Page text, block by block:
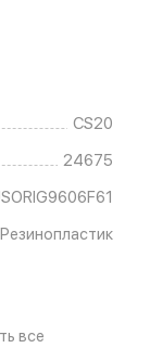
CS20
24675
Резинопластик
все